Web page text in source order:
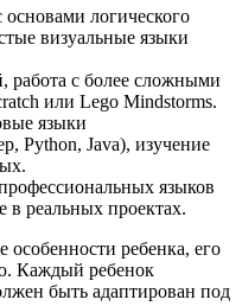
основами логического
визуальные языки
работа с более сложными
или Lego Mindstorms.
языки
Python, Java), изучение
языков
в реальных проектах.
ребенка, его
Каждый ребенок
быть адаптирован под